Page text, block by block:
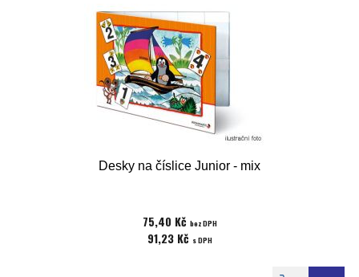
Desky na číslice Junior - mix
75,40 Kč bez DPH
91,23 Kč s DPH